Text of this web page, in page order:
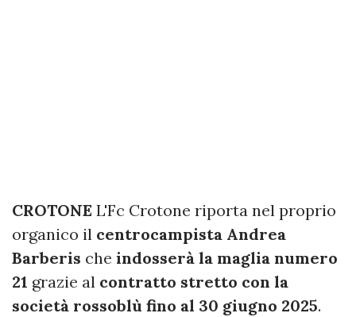
CROTONE L'Fc Crotone riporta nel proprio
organico il centrocampista Andrea
Barberis che indosserà la maglia numero
21 grazie al contratto stretto con la
società rossoblù fino al 30 giugno 2025.